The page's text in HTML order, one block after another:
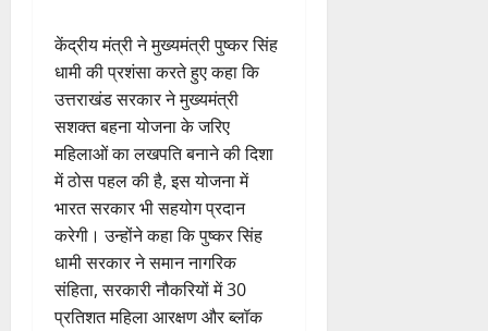
केंद्रीय मंत्री ने मुख्यमंत्री पुष्कर सिंह
धामी की प्रशंसा करते हुए कहा कि
उत्तराखंड सरकार ने मुख्यमंत्री
सशक्त बहना योजना के जरिए
महिलाओं का लखपति बनाने की दिशा
में ठोस पहल की है, इस योजना में
भारत सरकार भी सहयोग प्रदान
करेगी। उन्होंने कहा कि पुष्कर सिंह
धामी सरकार ने समान नागरिक
संहिता, सरकारी नौकरियों में 30
प्रतिशत महिला आरक्षण और ब्लॉक